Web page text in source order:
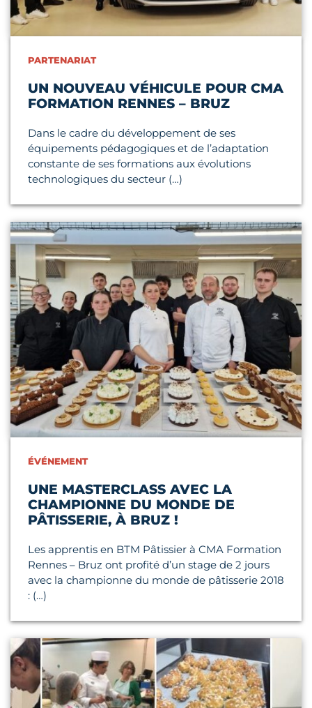
PARTENARIAT
UN NOUVEAU VÉHICULE POUR CMA
FORMATION RENNES – BRUZ
Dans le cadre du développement de ses
équipements pédagogiques et de l’adaptation
constante de ses formations aux évolutions
technologiques du secteur (…)
ÉVÉNEMENT
UNE MASTERCLASS AVEC LA
CHAMPIONNE DU MONDE DE
PÂTISSERIE, À BRUZ !
Les apprentis en BTM Pâtissier à CMA Formation
Rennes – Bruz ont profité d’un stage de 2 jours
avec la championne du monde de pâtisserie 2018
: (…)
Lire l'article
Lire l'article